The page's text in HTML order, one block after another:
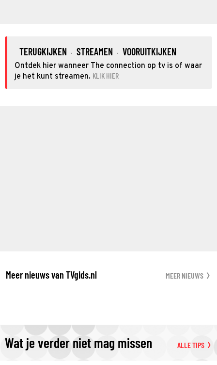
TERUGKIJKEN · STREAMEN · VOORUITKIJKEN
Ontdek hier wanneer The connection op tv is of waar
je het kunt streamen. KLIK HIER
Meer nieuws van TVgids.nl MEER NIEUWS
Wat je verder niet mag missen ALLE TIPS